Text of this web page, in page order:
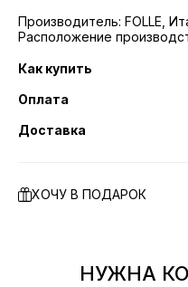
Производитель: FOLLE,
Расположение
Как купить
Оплата
Доставка
ХОЧУ В ПОДАРОК
НУЖНА